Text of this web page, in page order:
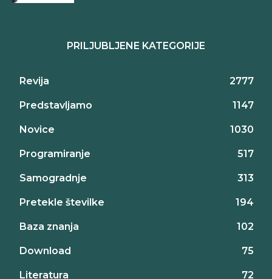
PRILJUBLJENE KATEGORIJE
Revija 2777
Predstavljamo 1147
Novice 1030
Programiranje 517
Samogradnje 313
Pretekle številke 194
Baza znanja 102
Download 75
Literatura 72